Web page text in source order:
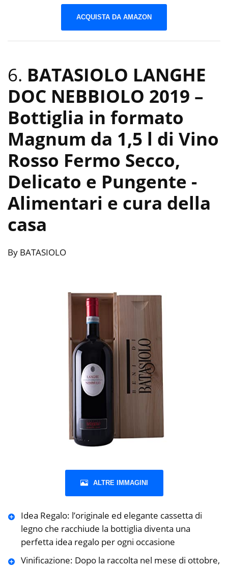
ACQUISTA DA AMAZON
6. BATASIOLO LANGHE
DOC NEBBIOLO 2019 –
Bottiglia in formato
Magnum da 1,5 l di Vino
Rosso Fermo Secco,
Delicato e Pungente -
Alimentari e cura della
casa
By BATASIOLO
ALTRE IMMAGINI
Idea Regalo: l’originale ed elegante cassetta di
legno che racchiude la bottiglia diventa una
perfetta idea regalo per ogni occasione
Vinificazione: Dopo la raccolta nel mese di ottobre,